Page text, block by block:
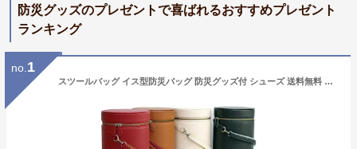
防災グッズのプレゼントで喜ばれるおすすめプレゼント
ランキング
no. 1
スツールバッグ イス型防災バッグ 防災グッズ付 シューズ 送料無料 プチプラ 秋 旅行【あす楽対応】